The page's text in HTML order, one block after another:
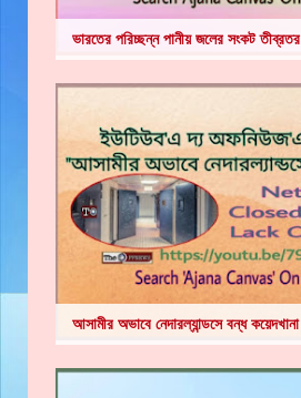
ভারতের পরিচ্ছন্ন পানীয় জলের সংকট তীব্রতর
আসামীর অভাবে নেদারল্যান্ডসে বন্ধ কয়েদখানা